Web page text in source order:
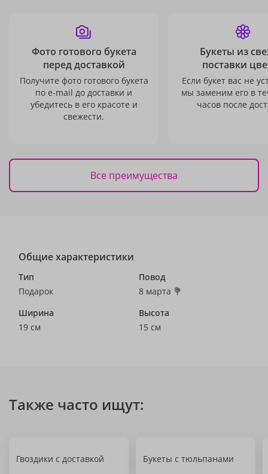
Фото готового букета
перед доставкой
Получите фото готового букета
по e-mail до доставки и
убедитесь в его красоте и
свежести.
Букеты из
поставки
Если букет вас не
мы заменим его в
часов после
Все преимущества
Общие характеристики
Тип
Подарок
Повод
8 марта 💐
Ширина
19 см
Высота
15 см
Также часто ищут:
Гвоздики с доставкой Букеты с тюльпанами